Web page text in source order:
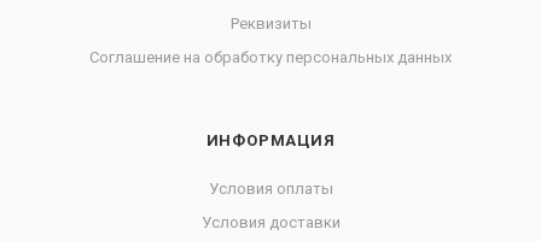
Реквизиты
Соглашение на обработку персональных данных
ИНФОРМАЦИЯ
Условия оплаты
Условия доставки